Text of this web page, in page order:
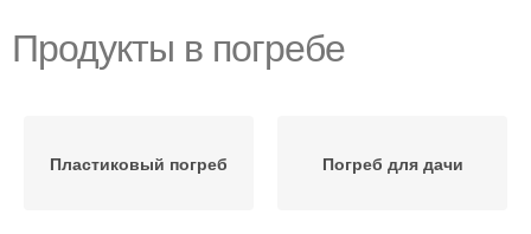
Продукты в погребе
Пластиковый погреб Погреб для дачи